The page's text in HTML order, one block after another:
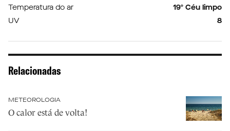
Temperatura do ar
19º Céu limpo
UV
8
Relacionadas
METEOROLOGIA
O calor está de volta!